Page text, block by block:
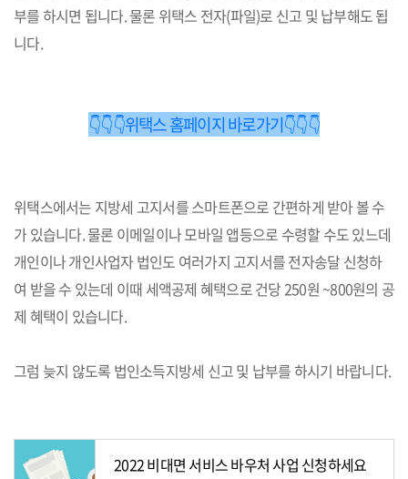
부를 하시면 됩니다. 물론 위택스 전자(파일)로 신고 및 납부해도 됩
니다.
👇👇👇위택스 홈페이지 바로가기👇👇👇
위택스에서는 지방세 고지서를 스마트폰으로 간편하게 받아 볼 수
가 있습니다. 물론 이메일이나 모바일 앱등으로 수령할 수도 있느데
개인이나 개인사업자 법인도 여러가지 고지서를 전자송달 신청하
여 받을 수 있는데 이때 세액공제 혜택으로 건당 250원 ~800원의 공
제 혜택이 있습니다.
그럼 늦지 않도록 법인소득지방세 신고 및 납부를 하시기 바랍니다.
2022 비대면 서비스 바우처 사업 신청하세요